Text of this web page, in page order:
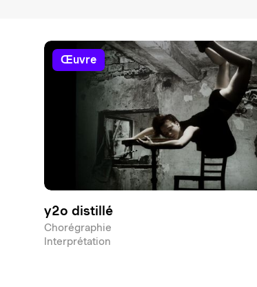
œuvre
y2o distillé
Chorégraphie
Interprétation